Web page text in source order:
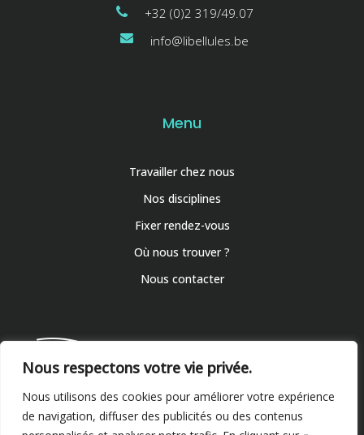
Nous respectons votre vie privée.
Nous utilisons des cookies pour améliorer votre expérience
de navigation, diffuser des publicités ou des contenus
+32 (0)2 319/49.07
info@libellules.be
Menu
Travailler chez nous
Nos disciplines
Fixer rendez-vous
Où nous trouver ?
Nous contacter